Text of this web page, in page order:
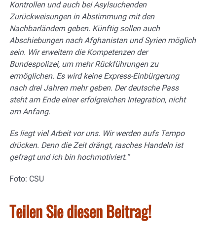
Kontrollen und auch bei Asylsuchenden
Zurückweisungen in Abstimmung mit den
Nachbarländern geben. Künftig sollen auch
Abschiebungen nach Afghanistan und Syrien möglich
sein. Wir erweitern die Kompetenzen der
Bundespolizei, um mehr Rückführungen zu
ermöglichen. Es wird keine Express-Einbürgerung
nach drei Jahren mehr geben. Der deutsche Pass
steht am Ende einer erfolgreichen Integration, nicht
am Anfang.
Es liegt viel Arbeit vor uns. Wir werden aufs Tempo
drücken. Denn die Zeit drängt, rasches Handeln ist
gefragt und ich bin hochmotiviert.“
Foto: CSU
Teilen Sie diesen Beitrag!